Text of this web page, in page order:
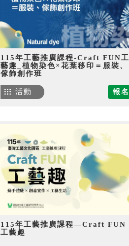
115年工藝推廣課程-Craft FUN工
藝趣_植物染色×花葉移印＝服裝、
傢飾創作班
報名
活動
115年工藝推廣課程—Craft FUN
工藝趣